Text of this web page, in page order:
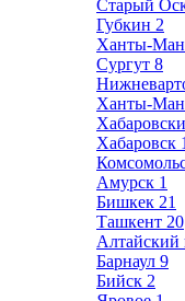
Старый
Губкин 2
Ханты-
Сургут 8
Ханты-
Хабаровск
Амурск 1
Бишкек 21
Ташкент 20
Алтайский
Барнаул 9
Бийск 2